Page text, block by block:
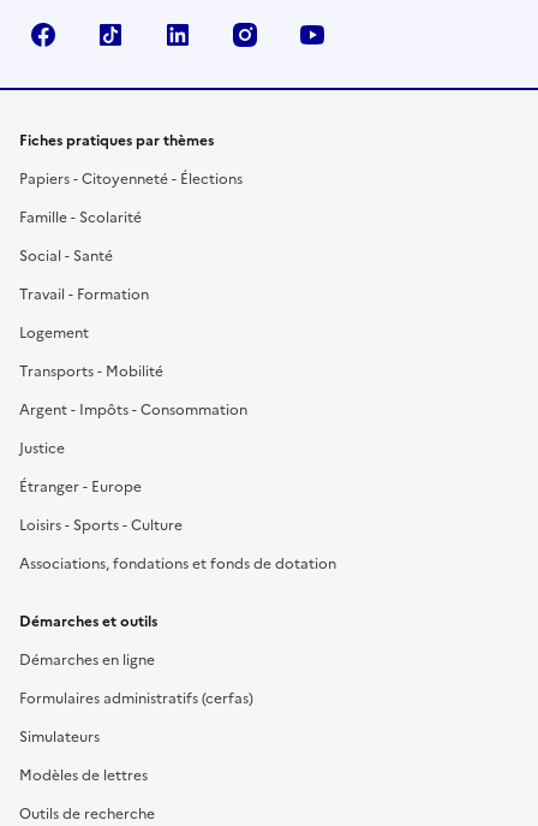
FacebookTikTok LinkedIn Instagram
Fiches pratiques par thèmes
Papiers - Citoyenneté - Élections
Famille - Scolarité
Social - Santé
Travail - Formation
Logement
Transports - Mobilité
Argent - Impôts - Consommation
Justice
Étranger - Europe
Loisirs - Sports - Culture
Associations, fondations et fonds de dotation
Démarches et outils
Démarches en ligne
Formulaires administratifs (cerfas)
Simulateurs
Modèles de lettres
Outils de recherche